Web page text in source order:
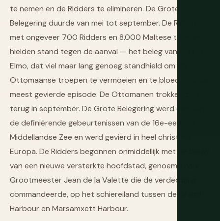
te nemen en de Ridders te elimineren. De Grote
Belegering duurde van mei tot september. De Ridders,
met ongeveer 700 Ridders en 8.000 Maltese troepen,
hielden stand tegen de aanval — het beleg van Fort St
Elmo, dat viel maar lang genoeg standhield om de
Ottomaanse troepen te vermoeien en te bloeden, is de
meest gevierde episode. De Ottomanen trokken zich
terug in september. De Grote Belegering werd een van
de definiërende gebeurtenissen van de 16e-eeuwse
Middellandse Zee en werd gevierd in heel christelijk
Europa. De Ridders begonnen onmiddellijk met de bouw
van een nieuwe versterkte hoofdstad, genoemd naar
Grootmeester Jean de la Valette die de verdediging
commandeerde, op het schiereiland tussen de Grand
Harbour en Marsamxett Harbour.